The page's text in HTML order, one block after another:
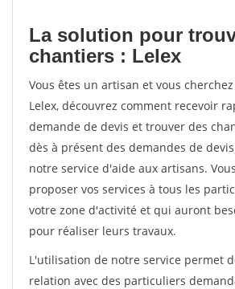
La solution pour
chantiers : Lelex
Vous êtes un artisan et vous
Lelex, découvrez comment recevoir
demande de devis et trouver des
dès à présent des demandes de
notre service d'aide aux artisans.
proposer vos services à tous les
votre zone d'activité et qui auront
pour réaliser leurs travaux.
L'utilisation de notre service permet
relation avec des particuliers